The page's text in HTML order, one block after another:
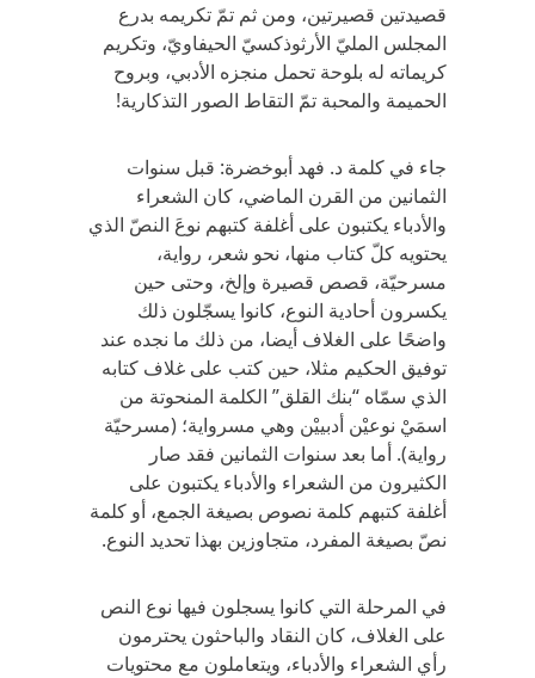
قصيدتين قصيرتين، ومن ثم تمّ تكريمه بدرع
المجلس المليّ الأرثوذكسيّ الحيفاويّ، وتكريم
كريماته له بلوحة تحمل منجزه الأدبي، وبروح
الحميمة والمحبة تمّ التقاط الصور التذكارية!
جاء في كلمة د. فهد أبوخضرة: قبل سنوات
الثمانين من القرن الماضي، كان الشعراء
والأدباء يكتبون على أغلفة كتبهم نوعَ النصّ الذي
يحتويه كلّ كتاب منها، نحو شعر، رواية،
مسرحيّة، قصص قصيرة وإلخ، وحتى حين
يكسرون أحادية النوع، كانوا يسجّلون ذلك
واضحًا على الغلاف أيضا، من ذلك ما نجده عند
توفيق الحكيم مثلا، حين كتب على غلاف كتابه
الذي سمّاه “بنك القلق” الكلمة المنحوتة من
اسمَيْ نوعيْن أدبييْن وهي مسرواية؛ (مسرحيّة
رواية). أما بعد سنوات الثمانين فقد صار
الكثيرون من الشعراء والأدباء يكتبون على
أغلفة كتبهم كلمة نصوص بصيغة الجمع، أو كلمة
نصّ بصيغة المفرد، متجاوزين بهذا تحديد النوع.
في المرحلة التي كانوا يسجلون فيها نوع النص
على الغلاف، كان النقاد والباحثون يحترمون
رأي الشعراء والأدباء، ويتعاملون مع محتويات